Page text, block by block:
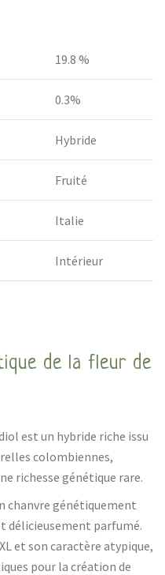
19.8 %
0.3%
Hybride
Fruité
Italie
Intérieur
de la fleur de
est un hybride riche issu
colombiennes,
richesse génétique rare.
chanvre génétiquement
délicieusement parfumé.
et son caractère atypique,
pour la création de